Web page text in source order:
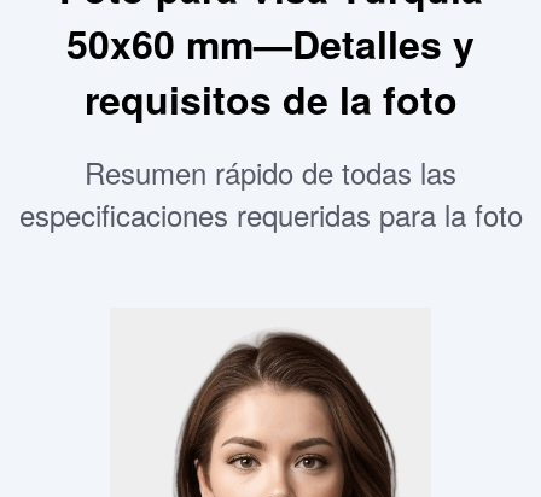
50x60 mm—Detalles y
requisitos de la foto
Resumen rápido de todas las
especificaciones requeridas para la foto